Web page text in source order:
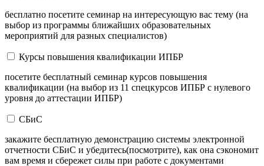
бесплатно посетите семинар на интересующую вас тему (на
выбор из программы ближайших образовательных
мероприятий для разных специалистов)
Курсы повышения квалификации ИПБР
посетите бесплатный семинар курсов повышения
квалификации (на выбор из 11 спецкурсов ИПБР с нулевого
уровня до аттестации ИПБР)
СБиС
закажите бесплатную демонстрацию системы электронной
отчетности СБиС и убедитесь(посмотрите), как она сэкономит
вам время и сбережет силы при работе с документами